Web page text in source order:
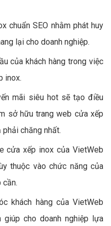
chuẩn SEO nhằm phát huy
lại cho doanh nghiệp.
của khách hàng trong việc
inox.
mãi siêu hot sẽ tạo điều
sở hữu trang web cửa xếp
chăng nhất.
cửa xếp inox của VietWeb
thuộc vào chức năng của
cần.
khách hàng của VietWeb
cho doanh nghiệp lựa